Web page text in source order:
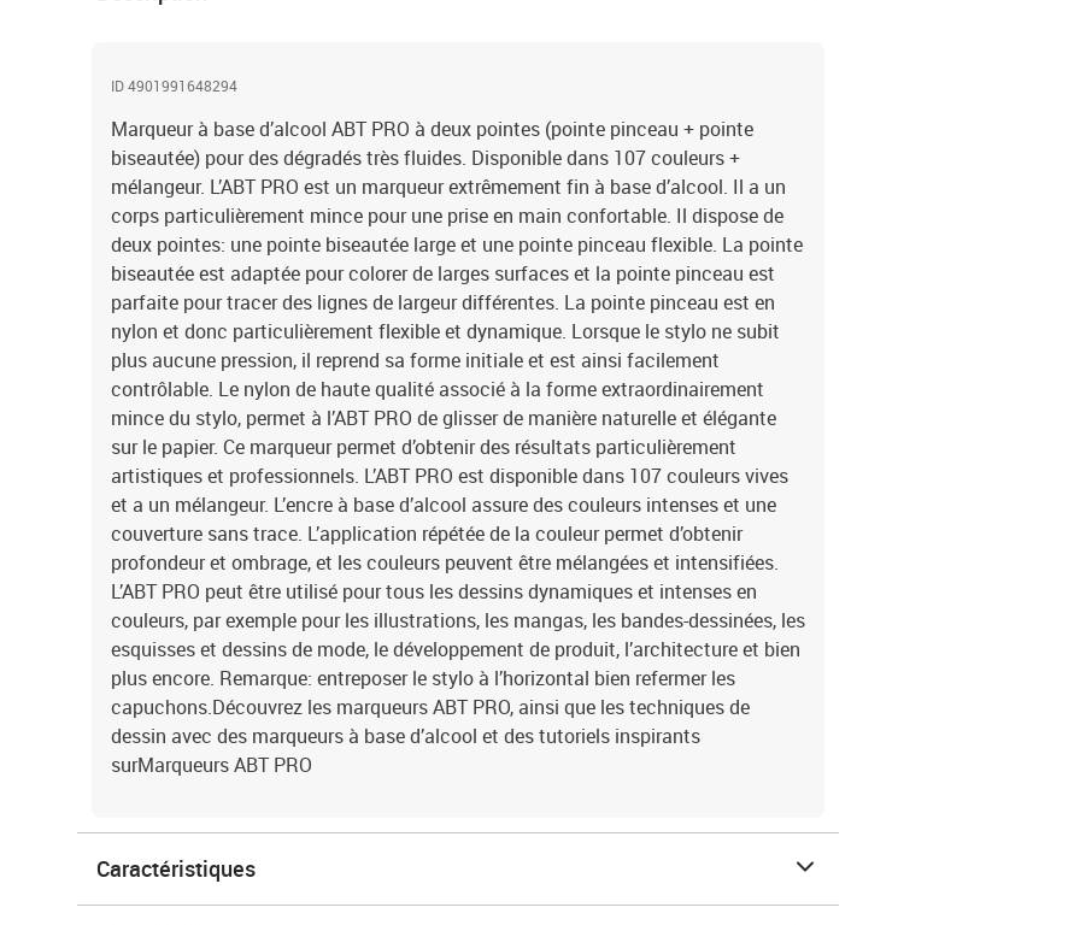
ID 4901991648294
Marqueur à base d’alcool ABT PRO à deux pointes (pointe pinceau + pointe
biseautée) pour des dégradés très fluides. Disponible dans 107 couleurs +
mélangeur. L’ABT PRO est un marqueur extrêmement fin à base d’alcool. Il a un
corps particulièrement mince pour une prise en main confortable. Il dispose de
deux pointes: une pointe biseautée large et une pointe pinceau flexible. La pointe
biseautée est adaptée pour colorer de larges surfaces et la pointe pinceau est
parfaite pour tracer des lignes de largeur différentes. La pointe pinceau est en
nylon et donc particulièrement flexible et dynamique. Lorsque le stylo ne subit
plus aucune pression, il reprend sa forme initiale et est ainsi facilement
contrôlable. Le nylon de haute qualité associé à la forme extraordinairement
mince du stylo, permet à l’ABT PRO de glisser de manière naturelle et élégante
sur le papier. Ce marqueur permet d’obtenir des résultats particulièrement
artistiques et professionnels. L’ABT PRO est disponible dans 107 couleurs vives
et a un mélangeur. L’encre à base d’alcool assure des couleurs intenses et une
couverture sans trace. L’application répétée de la couleur permet d’obtenir
profondeur et ombrage, et les couleurs peuvent être mélangées et intensifiées.
L’ABT PRO peut être utilisé pour tous les dessins dynamiques et intenses en
couleurs, par exemple pour les illustrations, les mangas, les bandes-dessinées, les
esquisses et dessins de mode, le développement de produit, l’architecture et bien
plus encore. Remarque: entreposer le stylo à l’horizontal bien refermer les
capuchons.Découvrez les marqueurs ABT PRO, ainsi que les techniques de
dessin avec des marqueurs à base d’alcool et des tutoriels inspirants
surMarqueurs ABT PRO
Caractéristiques